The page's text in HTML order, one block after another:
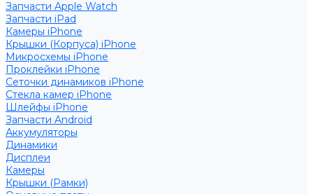
Запчасти Apple Watch
Запчасти iPad
Камеры iPhone
Крышки (Корпуса) iPhone
Микросхемы iPhone
Проклейки iPhone
Сеточки динамиков iPhone
Стекла камер iPhone
Шлейфы iPhone
Запчасти Android
Аккумуляторы
Динамики
Дисплеи
Камеры
Крышки (Рамки)